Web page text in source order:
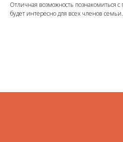
Отличная возможность познакомиться
будет интересно для всех членов семьи.